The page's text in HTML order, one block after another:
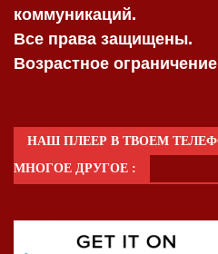
коммуникаций.
Все права защищены.
Возрастное
НАШ ПЛЕЕР В ТВОЕМ
МНОГОЕ ДРУГОЕ :